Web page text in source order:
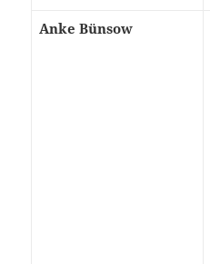
Anke Bünsow